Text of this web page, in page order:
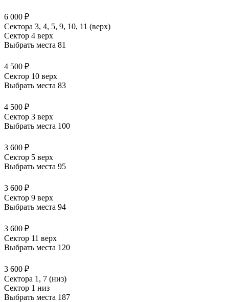
6 000 ₽
Сектора 3, 4, 5, 9, 10, 11 (верх)
Сектор 4 верх
Выбрать места 81
4 500 ₽
Сектор 10 верх
Выбрать места 83
4 500 ₽
Сектор 3 верх
Выбрать места 100
3 600 ₽
Сектор 5 верх
Выбрать места 95
3 600 ₽
Сектор 9 верх
Выбрать места 94
3 600 ₽
Сектор 11 верх
Выбрать места 120
3 600 ₽
Сектора 1, 7 (низ)
Сектор 1 низ
Выбрать места 187